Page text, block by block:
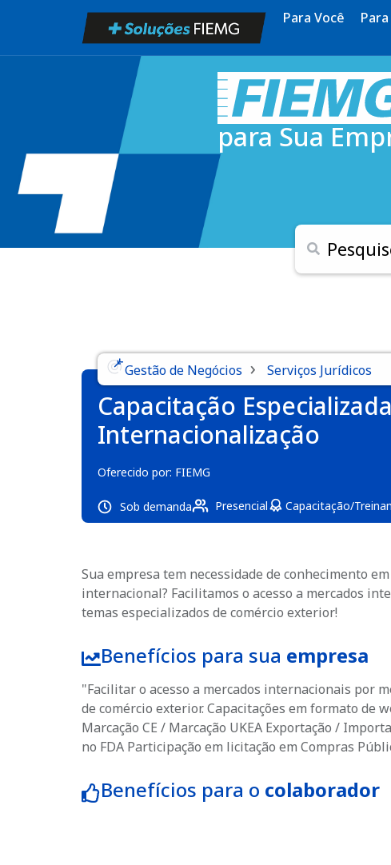
Para Você
para Sua
Gestão de Negócios › Serviços Jurídicos
Capacitação
Internacionalização
Oferecido por: FIEMG
Sob demanda Presencial Capacitação/
Sua empresa tem necessidade de conhecimento
internacional? Facilitamos o acesso a mercados
temas especializados de comércio exterior!
Benefícios para sua empresa
"Facilitar o acesso a mercados internacionais por
de comércio exterior. Capacitações em formato de
Marcação CE / Marcação UKEA Exportação /
no FDA Participação em licitação em Compras
Benefícios para o colaborador